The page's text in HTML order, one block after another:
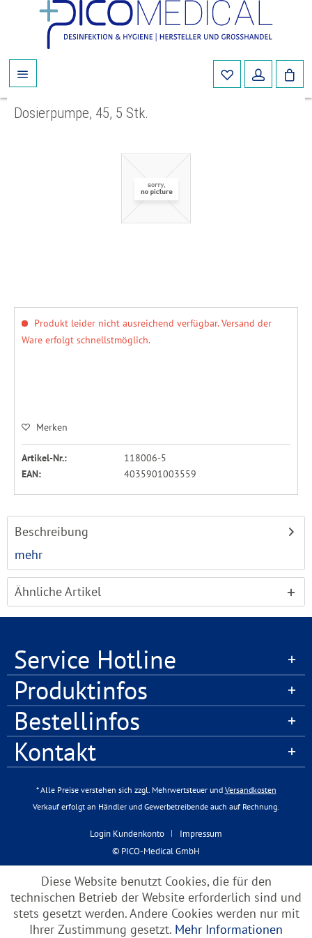
Dosierpumpe, 45, 5 Stk.
Produkt leider nicht ausreichend verfügbar. Versand der
Ware erfolgt schnellstmöglich.
Merken
Artikel-Nr.:
118006-5
EAN:
4035901003559
Beschreibung
mehr
Ähnliche Artikel
Service Hotline
Produktinfos
Bestellinfos
Kontakt
* Alle Preise verstehen sich zzgl. Mehrwertsteuer und Versandkosten
Verkauf erfolgt an Händler und Gewerbetreibende auch auf Rechnung.
Login Kundenkonto
Impressum
© PICO-Medical GmbH
Diese Website benutzt Cookies, die für den
technischen Betrieb der Website erforderlich sind und
stets gesetzt werden. Andere Cookies werden nur mit
Ihrer Zustimmung gesetzt. Mehr Informationen